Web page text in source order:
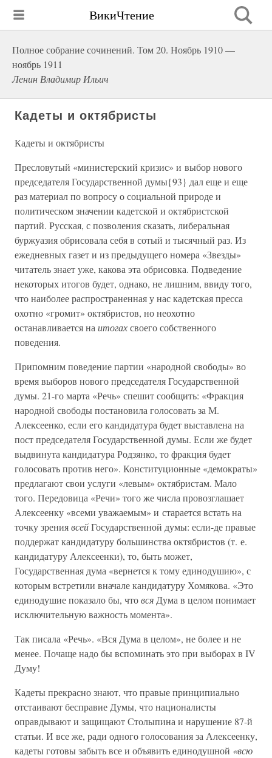
ВикиЧтение
Полное собрание сочинений. Том 20. Ноябрь 1910 —
ноябрь 1911
Ленин Владимир Ильич
Кадеты и октябристы
Кадеты и октябристы
Пресловутый «министерский кризис» и выбор нового
председателя Государственной думы{93} дал еще и еще
раз материал по вопросу о социальной природе и
политическом значении кадетской и октябристской
партий. Русская, с позволения сказать, либеральная
буржуазия обрисовала себя в сотый и тысячный раз. Из
ежедневных газет и из предыдущего номера «Звезды»
читатель знает уже, какова эта обрисовка. Подведение
некоторых итогов будет, однако, не лишним, ввиду того,
что наиболее распространенная у нас кадетская пресса
охотно «громит» октябристов, но неохотно
останавливается на итогахсвоего собственного
поведения.
Припомним поведение партии «народной свободы» во
время выборов нового председателя Государственной
думы. 21-го марта «Речь» спешит сообщить: «Фракция
народной свободы постановила голосовать за М.
Алексеенко, если его кандидатура будет выставлена на
пост председателя Государственной думы. Если же будет
выдвинута кандидатура Родзянко, то фракция будет
голосовать против него». Конституционные «демократы»
предлагают свои услуги «левым» октябристам. Мало
того. Передовица «Речи» того же числа провозглашает
Алексеенку «всеми уважаемым» и старается встать на
точку зрениявсейГосударственной думы: если-де правые
поддержат кандидатуру большинства октябристов (т. е.
кандидатуру Алексеенки), то, быть может,
Государственная дума «вернется к тому единодушию», с
которым встретили вначале кандидатуру Хомякова. «Это
единодушие показало бы, чтовся Дума в целом понимает
исключительную важность момента».
Так писала «Речь». «Вся Дума в целом», не более и не
менее. Почаще надо бы вспоминать это при выборах в IV
Думу!
Кадеты прекрасно знают, что правые принципиально
отстаивают бесправие Думы, что националисты
оправдывают и защищают Столыпина и нарушение 87-й
статьи. И все же, ради одного голосования за Алексеенку,
кадеты готовы забыть все и объявить единодушной «всю